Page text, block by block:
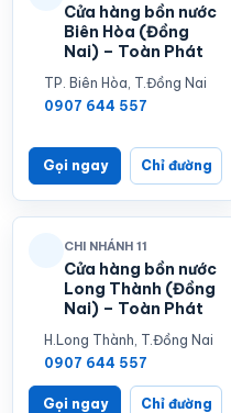
Cửa hàng bồn nước
Biên Hòa (Đồng
Nai) – Toàn Phát
TP. Biên Hòa, T.Đồng Nai
0907 644 557
Gọi ngay Chỉ đường
CHI NHÁNH 11
Cửa hàng bồn nước
Long Thành (Đồng
Nai) – Toàn Phát
H.Long Thành, T.Đồng Nai
0907 644 557
Gọi ngay Chỉ đường